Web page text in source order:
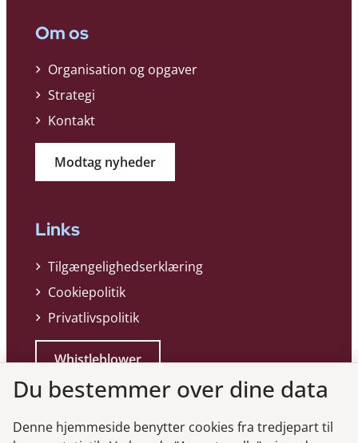
Om os
Organisation og opgaver
Strategi
Kontakt
Modtag nyheder
Links
Tilgængelighedserklæring
Cookiepolitik
Privatlivspolitik
Whistleblower
Du bestemmer over dine data
Denne hjemmeside benytter cookies fra tredjepart til